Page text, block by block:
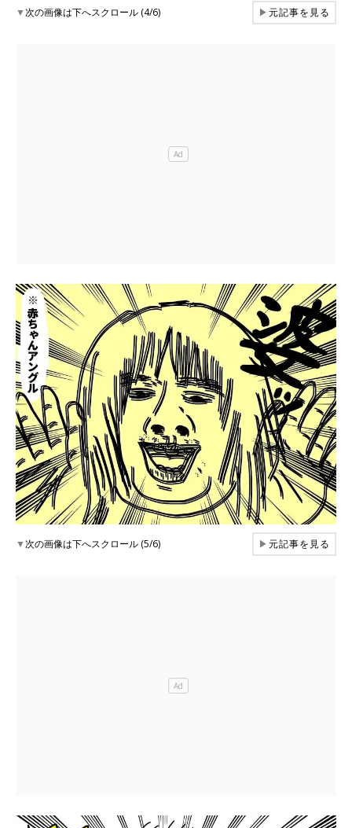
▼次の画像は下へスクロール (4/6) ▶元記事を見る
▼次の画像は下へスクロール (5/6) ▶元記事を見る